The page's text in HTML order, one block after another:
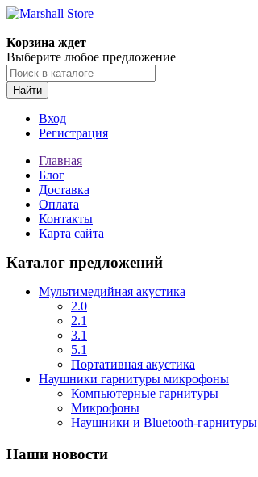
Корзина ждет
Выберите любое предложение
Найти
Вход
Регистрация
Главная
Блог
Доставка
Оплата
Контакты
Карта сайта
Каталог предложений
Мультимедийная акустика
2.0
2.1
3.1
5.1
Портативная акустика
Наушники гарнитуры микрофоны
Компьютерные гарнитуры
Микрофоны
Наушники и Bluetooth-гарнитуры
Наши новости